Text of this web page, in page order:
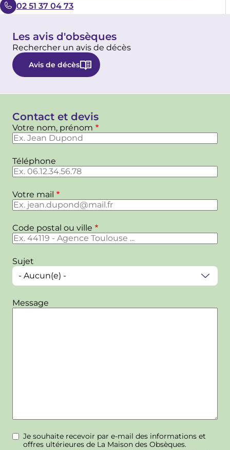
02 51 37 04 73
Les avis d'obsèques
Rechercher un avis de décès
Avis de décès
Contact et devis
Votre nom, prénom
Téléphone
Votre mail
Code postal ou ville
Sujet
Message
Je souhaite recevoir par e-mail des informations et
offres ultérieures de La Maison des Obsèques.